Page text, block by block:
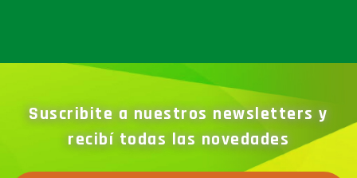
Suscribite a nuestros newsletters y
recibí todas las novedades